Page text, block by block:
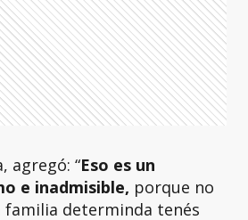
agregó: “Eso es un
e inadmisible, porque no
familia determinda tenés